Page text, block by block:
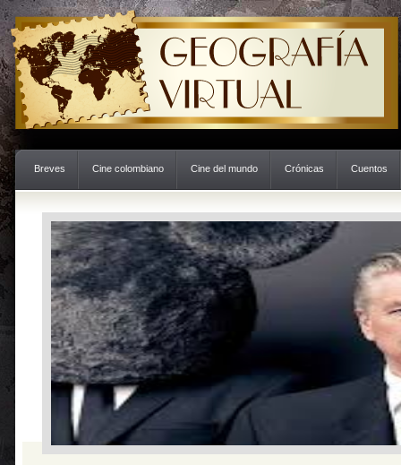
Breves Cine colombiano Cine del mundo Crónicas Cuentos